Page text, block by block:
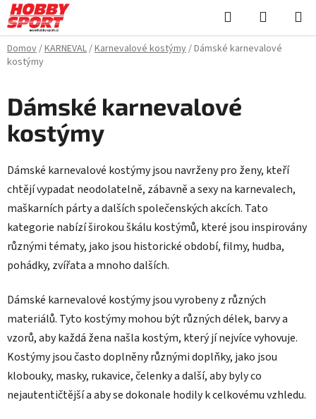
Prejsť
na
obsah
Hľadať
KOŠÍK
Domov/KARNEVAL/Karnevalové kostýmy/Dámské karnevalové
kostýmy
Dámské karnevalové
kostýmy
Dámské karnevalové kostýmy jsou navrženy pro ženy, kteří
chtějí vypadat neodolatelně, zábavně a sexy na karnevalech,
maškarních párty a dalších společenských akcích. Tato
kategorie nabízí širokou škálu kostýmů, které jsou inspirovány
různými tématy, jako jsou historické období, filmy, hudba,
pohádky, zvířata a mnoho dalších.
Dámské karnevalové kostýmy jsou vyrobeny z různých
materiálů. Tyto kostýmy mohou být různých délek, barvy a
vzorů, aby každá žena našla kostým, který jí nejvíce vyhovuje.
Kostýmy jsou často doplněny různými doplňky, jako jsou
klobouky, masky, rukavice, čelenky a další, aby byly co
nejautentičtější a aby se dokonale hodily k celkovému vzhledu.